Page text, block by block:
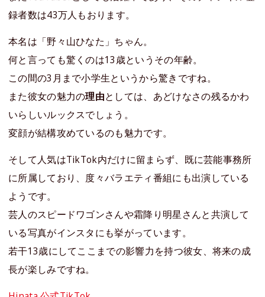
録者数は43万人もおります。
本名は「野々山ひなた」ちゃん。
何と言っても驚くのは13歳というその年齢。
この間の3月まで小学生というから驚きですね。
また彼女の魅力の理由としては、あどけなさの残るかわ
いらしいルックスでしょう。
変顔が結構攻めているのも魅力です。
そして人気はTikTok内だけに留まらず、既に芸能事務所
に所属しており、度々バラエティ番組にも出演している
ようです。
芸人のスピードワゴンさんや霜降り明星さんと共演して
いる写真がインスタにも挙がっています。
若干13歳にしてここまでの影響力を持つ彼女、将来の成
長が楽しみですね。